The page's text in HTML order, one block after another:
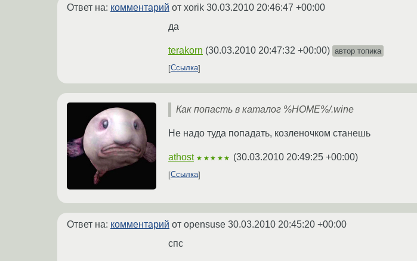
Ответ на: комментарий от xorik 30.03.2010 20:46:47 +00:00
да
terakorn (30.03.2010 20:47:32 +00:00) автор топика
Ссылка
Как попасть в каталог %HOME%/.wine
Не надо туда попадать, козленочком станешь
athost ★★★★★ (30.03.2010 20:49:25 +00:00)
Ссылка
Ответ на: комментарий от opensuse 30.03.2010 20:45:20 +00:00
спс